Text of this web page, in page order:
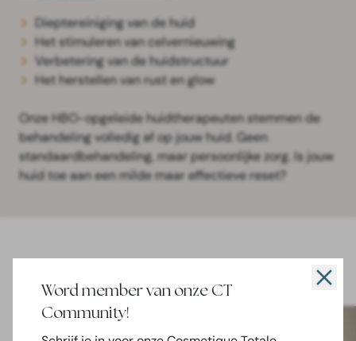
Word member van onze CT
Community!
Dieptereiniging van de huid
Het stimuleren van celvernieuwing
Verbetering van de huidstructuur
Het herstellen van rust en glow
Onze HBO-opgeleide huidtherapeuten stemmen de
behandeling volledig af op jouw huid. Geen
standaardbehandeling, maar persoonlijke zorg. Is jouw
huid toe aan een milde maar effectieve reset?